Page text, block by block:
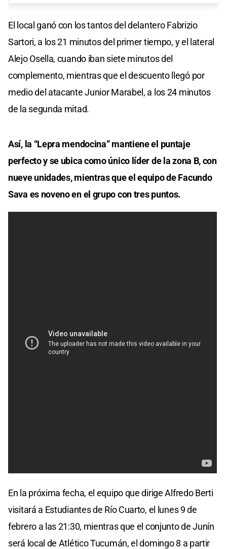
El local ganó con los tantos del delantero Fabrizio
Sartori, a los 21 minutos del primer tiempo, y el lateral
Alejo Osella, cuando iban siete minutos del
complemento, mientras que el descuento llegó por
medio del atacante Junior Marabel, a los 24 minutos
de la segunda mitad.
Así, la “Lepra mendocina” mantiene el puntaje
perfecto y se ubica como único líder de la zona B, con
nueve unidades, mientras que el equipo de Facundo
Sava es noveno en el grupo con tres puntos.
En la próxima fecha, el equipo que dirige Alfredo Berti
visitará a Estudiantes de Río Cuarto, el lunes 9 de
febrero a las 21:30, mientras que el conjunto de Junín
será local de Atlético Tucumán, el domingo 8 a partir